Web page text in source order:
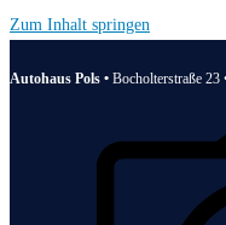
Zum Inhalt springen
Autohaus Pols • Bocholterstraße